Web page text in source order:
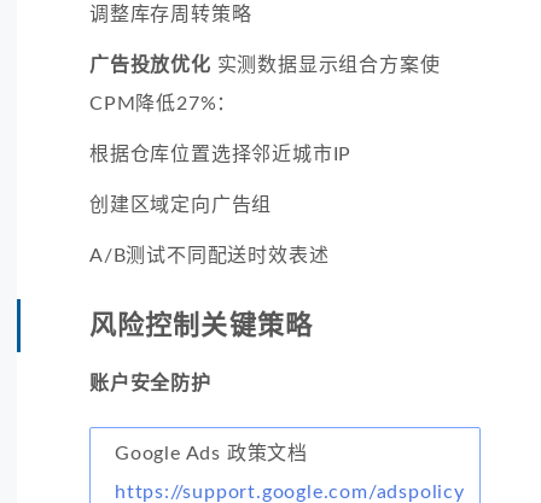
调整库存周转策略
广告投放优化 实测数据显示组合方案使
CPM降低27%：
根据仓库位置选择邻近城市IP
创建区域定向广告组
A/B测试不同配送时效表述
风险控制关键策略
账户安全防护
Google Ads 政策文档
https://support.google.com/adspolicy